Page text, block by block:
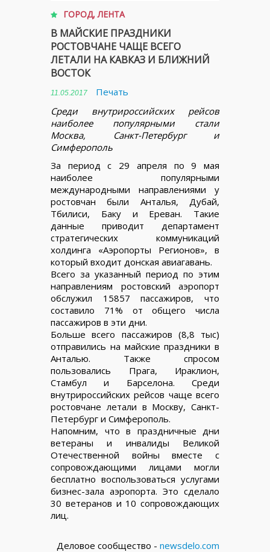
ГОРОД,ЛЕНТА
В МАЙСКИЕ ПРАЗДНИКИ
РОСТОВЧАНЕ ЧАЩЕ ВСЕГО
ЛЕТАЛИ НА КАВКАЗ И БЛИЖНИЙ
ВОСТОК
11.05.2017
Печать
Среди внутрироссийских рейсов
наиболее популярными стали
Москва, Санкт-Петербург и
Симферополь
За период с 29 апреля по 9 мая
наиболее популярными
международными направлениями у
ростовчан были Анталья, Дубай,
Тбилиси, Баку и Ереван. Такие
данные приводит департамент
стратегических коммуникаций
холдинга «Аэропорты Регионов», в
который входит донская авиагавань.
Всего за указанный период по этим
направлениям ростовский аэропорт
обслужил 15857 пассажиров, что
составило 71% от общего числа
пассажиров в эти дни.
Больше всего пассажиров (8,8 тыс)
отправились на майские праздники в
Анталью. Также спросом
пользовались Прага, Ираклион,
Стамбул и Барселона. Среди
внутрироссийских рейсов чаще всего
ростовчане летали в Москву, Санкт-
Петербург и Симферополь.
Напомним, что в праздничные дни
ветераны и инвалиды Великой
Отечественной войны вместе с
сопровождающими лицами могли
бесплатно воспользоваться услугами
бизнес-зала аэропорта. Это сделало
30 ветеранов и 10 сопровождающих
лиц.
Деловое сообщество - newsdelo.com